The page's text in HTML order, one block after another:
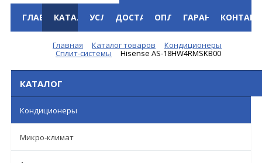
ГЛАВНАЯКАТАЛОГУСЛУГИДОСТАВКАОПЛАТАГАРАНТИЯ
Главная Каталог товаров Кондиционеры
Сплит-системы Hisense AS-18HW4RMSKB00
КАТАЛОГ
Кондиционеры
Микро-климат